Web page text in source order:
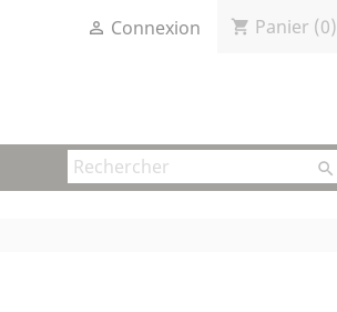
 Connexion shopping_cart Panier (0)
